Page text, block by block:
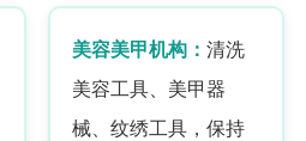
美容美甲机构： 清洗
美容工具、美甲器
械、纹绣工具，保持